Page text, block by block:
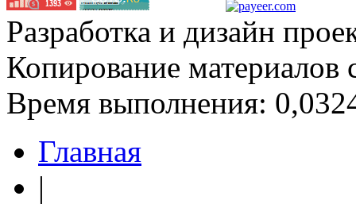
Разработка и дизайн
Копирование материалов
Время выполнения:
Главная
|